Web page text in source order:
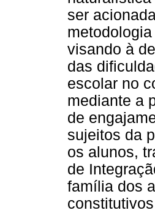
ser
visando à
das
escolar no
mediante a
de
sujeitos da
os alunos,
de
família dos